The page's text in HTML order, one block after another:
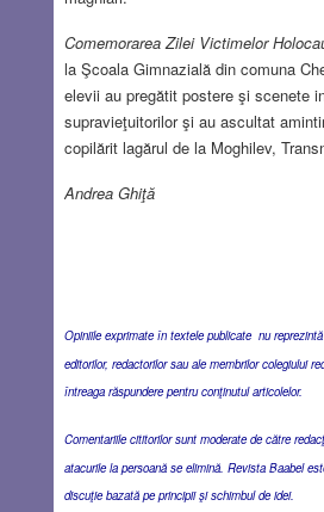
Comemorarea Zilei Victimelor
la Şcoala Gimnazială din comuna
elevii au pregătit postere şi scenete
supravieţuitorilor şi au ascultat
copilărit lagărul de la Moghilev,
Andrea Ghiţă
Opiniile exprimate în textele publicate nu
editorilor, redactorilor sau ale membrilor colegiului
întreaga răspundere pentru conţinutul articolelor.
Comentariile cititorilor sunt moderate de către
atacurile la persoană se elimină. Revista Baabel
discuţie bazată pe principii şi schimbul de idei.